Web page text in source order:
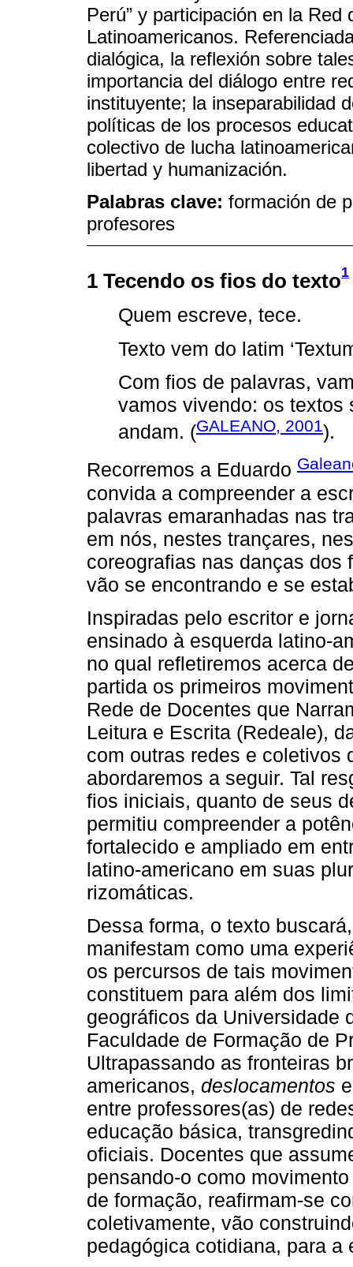
Perú” y participación en la
Latinoamericanos.
dialógica, la reflexión sobre
importancia del diálogo entre
instituyente; la inseparabilidad
políticas de los procesos
colectivo de lucha
libertad y humanización.
Palabras clave: formación de
profesores
1 Tecendo os fios do texto1
Quem escreve, tece.
Texto vem do latim
Com fios de palavras,
vamos vivendo: os textos
andam. (GALEANO, 2001).
Recorremos a Eduardo
convida a compreender a
palavras emaranhadas nas
em nós, nestes trançares,
coreografias nas danças
vão se encontrando e se
Inspiradas pelo escritor e
ensinado à esquerda latino-
no qual refletiremos acerca
partida os primeiros
Rede de Docentes que
Leitura e Escrita (Redeale),
com outras redes e coletivos
abordaremos a seguir. Tal
fios iniciais, quanto de seus
permitiu compreender a
fortalecido e ampliado em
latino-americano em suas
rizomáticas.
Dessa forma, o texto
manifestam como uma
os percursos de tais
constituem para além dos
geográficos da Universidade
Faculdade de Formação de
Ultrapassando as fronteiras
americanos, deslocamentos
entre professores(as) de
educação básica,
oficiais. Docentes que
pensando-o como
de formação, reafirmam-se
coletivamente, vão
pedagógica cotidiana, para